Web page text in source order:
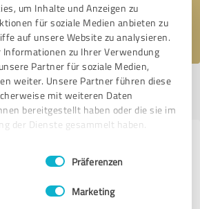
um Inhalte und Anzeigen zu
für soziale Medien anbieten zu
auf unsere Website zu analysieren.
Informationen zu Ihrer Verwendung
Partner für soziale Medien,
weiter. Unsere Partner führen diese
mit weiteren Daten
bereitgestellt haben oder die sie im
der Dienste gesammelt haben.
Präferenzen
Marketing
zu.
|Letzte Aktualisierung: 28.03.2024|Profil
melden
dem Bereich Social
Media